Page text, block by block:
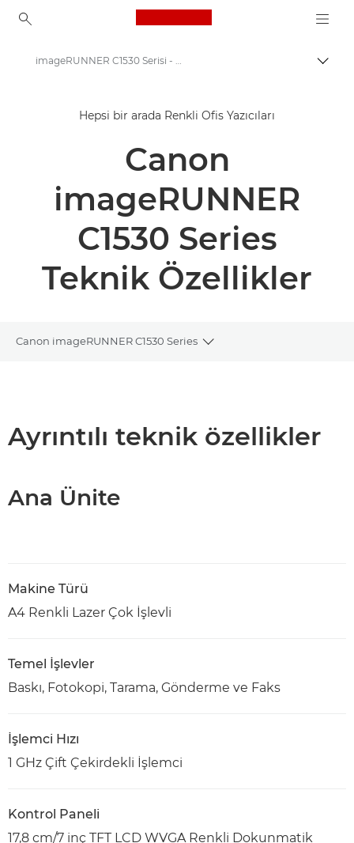
Canon Logo, back to
İçerik
Çözümler ve Hizmetler
Çok Fonksiyonlu Yazıcılar, Hepsi Bir Arada Yazıcılar
Çok Fonksiyonlu Renkli Yazıcılar
Canon imageRUNNER C1530 Serisi Yazıcılar
imageRUNNER C1530 Serisi - Teknik Özellikler
Hepsi bir arada Renkli Ofis Yazıcıları
Canon
imageRUNNER
C1530 Series
Teknik Özellikler
Canon imageRUNNER C1530 Series
Toggle breadcrumbs
Ayrıntılı teknik özellikler
Ana Ünite
Makine Türü
A4 Renkli Lazer Çok İşlevli
Temel İşlevler
Baskı, Fotokopi, Tarama, Gönderme ve Faks
İşlemci Hızı
1 GHz Çift Çekirdekli İşlemci
Kontrol Paneli
17,8 cm/7 inç TFT LCD WVGA Renkli Dokunmatik